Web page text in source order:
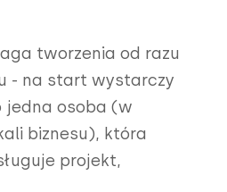
tworzenia od razu
- na start wystarczy
jedna osoba (w
biznesu), która
projekt,